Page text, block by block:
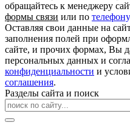
обращайтесь к менеджеру
формы связи или по телефону
Оставляя свои данные на
заполнения полей при
сайте, и прочих формах, Вы
персональных данных и
конфиденциальности и
соглашения.
Разделы сайта и поиск